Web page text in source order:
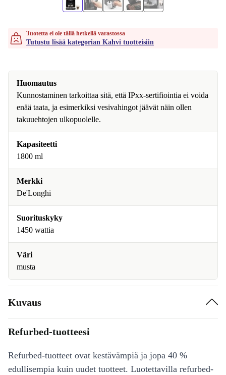
Tuotetta ei ole tällä hetkellä varastossa
Tutustu lisää kategorian Kahvi tuotteisiin
Huomautus
Kunnostaminen tarkoittaa sitä, että IPxx-sertifiointia ei voida
enää taata, ja esimerkiksi vesivahingot jäävät näin ollen
takuuehtojen ulkopuolelle.
Kapasiteetti
1800 ml
Merkki
De'Longhi
Suorituskyky
1450 wattia
Väri
musta
Kuvaus
Refurbed-tuotteesi
Refurbed-tuotteet ovat kestävämpiä ja jopa 40 %
edullisempia kuin uudet tuotteet. Luotettavilla refurbed-